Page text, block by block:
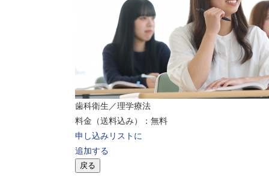
歯科衛生／理学療法
料金（送料込み）：無料
申し込みリストに
追加する